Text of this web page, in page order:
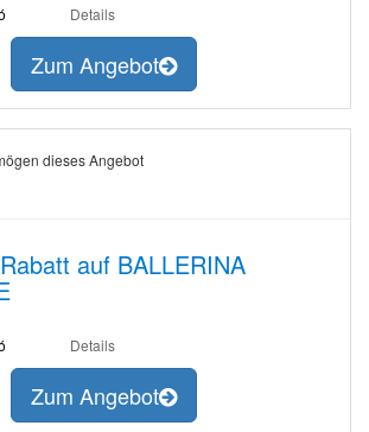
Details
Zum Angebot
dieses Angebot
auf BALLERINA
Details
Zum Angebot